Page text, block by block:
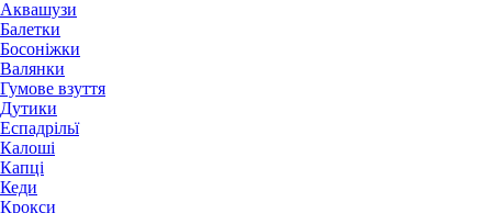
Аквашузи
Балетки
Босоніжки
Валянки
Гумове взуття
Дутики
Еспадрільї
Калоші
Капці
Кеди
Крокси